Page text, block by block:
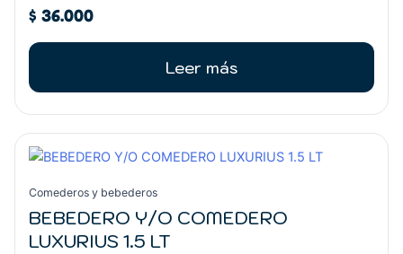
$ 36.000
Leer más
Comederos y bebederos
BEBEDERO Y/O COMEDERO
LUXURIUS 1.5 LT